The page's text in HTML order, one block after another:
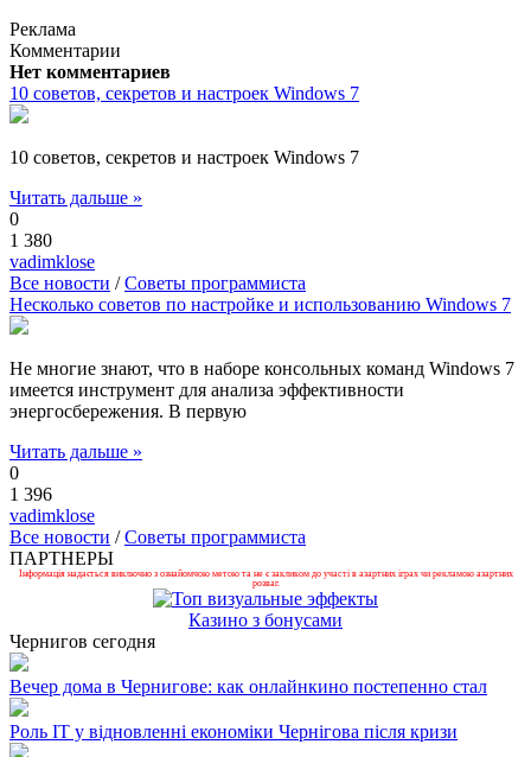
Реклама
Комментарии
Нет комментариев
10 советов, секретов и настроек Windows 7
10 советов, секретов и настроек Windows 7
Читать дальше »
0
1 380
vadimklose
Все новости /Советы программиста
Несколько советов по настройке и использованию Windows 7
Не многие знают, что в наборе консольных команд Windows 7
имеется инструмент для анализа эффективности
энергосбережения. В первую
Читать дальше »
0
1 396
vadimklose
Все новости /Советы программиста
ПАРТНЕРЫ
Інформація надається виключно з ознайомчою метою та не є закликом до участі в азартних іграх чи рекламою азартних
розваг.
Казино з бонусами
Чернигов сегодня
Вечер дома в Чернигове: как онлайнкино постепенно стал
Роль ІТ у відновленні економіки Чернігова після кризи